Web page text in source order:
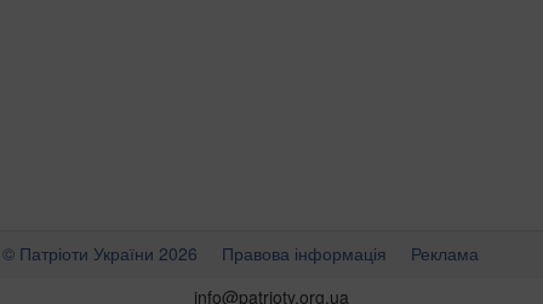
© Патріоти України 2026 Правова інформація
Реклама
info@patrioty.org.ua